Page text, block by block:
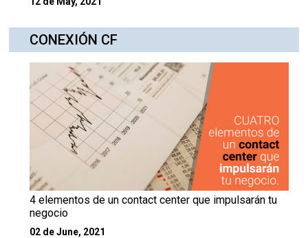
CONEXIÓN CF
4 elementos de un contact center que impulsarán tu
negocio
02 de June, 2021